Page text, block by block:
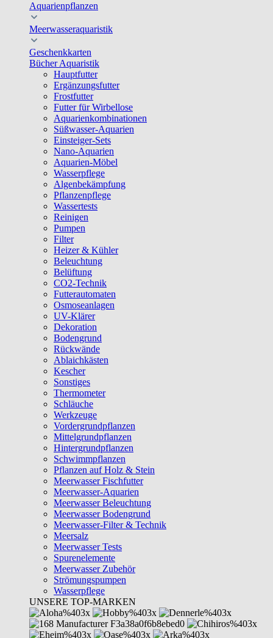
Aquarienpflanzen
Meerwasseraquaristik
Geschenkkarten
Bücher Aquaristik
Hauptfutter
Ergänzungsfutter
Frostfutter
Futter für Wirbellose
Aquarienkombinationen
Süßwasser-Aquarien
Einsteiger-Sets
Nano-Aquarien
Aquarien-Möbel
Wasserpflege
Algenbekämpfung
Pflanzenpflege
Wassertests
Reinigen
Pumpen
Filter
Heizer & Kühler
Beleuchtung
Belüftung
CO2-Technik
Futterautomaten
Osmoseanlagen
UV-Klärer
Dekoration
Bodengrund
Rückwände
Ablaichkästen
Kescher
Sonstiges
Thermometer
Schläuche
Werkzeuge
Vordergrundpflanzen
Mittelgrundpflanzen
Hintergrundpflanzen
Schwimmpflanzen
Pflanzen auf Holz & Stein
Meerwasser Fischfutter
Meerwasser-Aquarien
Meerwasser Beleuchtung
Meerwasser Bodengrund
Meerwasser-Filter & Technik
Meersalz
Meerwasser Tests
Spurenelemente
Meerwasser Zubehör
Strömungspumpen
Wasserpflege
UNSERE TOP-MARKEN